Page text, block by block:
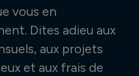
vous en
Dites adieu aux
aux projets
et aux frais de